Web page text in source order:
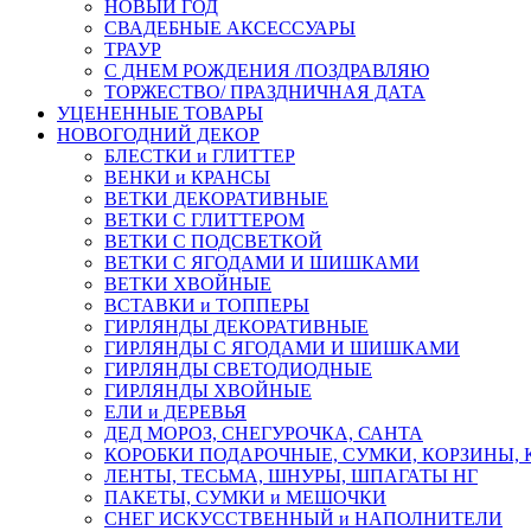
НОВЫЙ ГОД
СВАДЕБНЫЕ АКСЕССУАРЫ
ТРАУР
С ДНЕМ РОЖДЕНИЯ /ПОЗДРАВЛЯЮ
ТОРЖЕСТВО/ ПРАЗДНИЧНАЯ ДАТА
УЦЕНЕННЫЕ ТОВАРЫ
НОВОГОДНИЙ ДЕКОР
БЛЕСТКИ и ГЛИТТЕР
ВЕНКИ и КРАНСЫ
ВЕТКИ ДЕКОРАТИВНЫЕ
ВЕТКИ С ГЛИТТЕРОМ
ВЕТКИ С ПОДСВЕТКОЙ
ВЕТКИ С ЯГОДАМИ И ШИШКАМИ
ВЕТКИ ХВОЙНЫЕ
ВСТАВКИ и ТОППЕРЫ
ГИРЛЯНДЫ ДЕКОРАТИВНЫЕ
ГИРЛЯНДЫ С ЯГОДАМИ И ШИШКАМИ
ГИРЛЯНДЫ СВЕТОДИОДНЫЕ
ГИРЛЯНДЫ ХВОЙНЫЕ
ЕЛИ и ДЕРЕВЬЯ
ДЕД МОРОЗ, СНЕГУРОЧКА, САНТА
КОРОБКИ ПОДАРОЧНЫЕ, СУМКИ,
ЛЕНТЫ, ТЕСЬМА, ШНУРЫ, ШПАГАТЫ НГ
ПАКЕТЫ, СУМКИ и МЕШОЧКИ
СНЕГ ИСКУССТВЕННЫЙ и НАПОЛНИТЕЛИ